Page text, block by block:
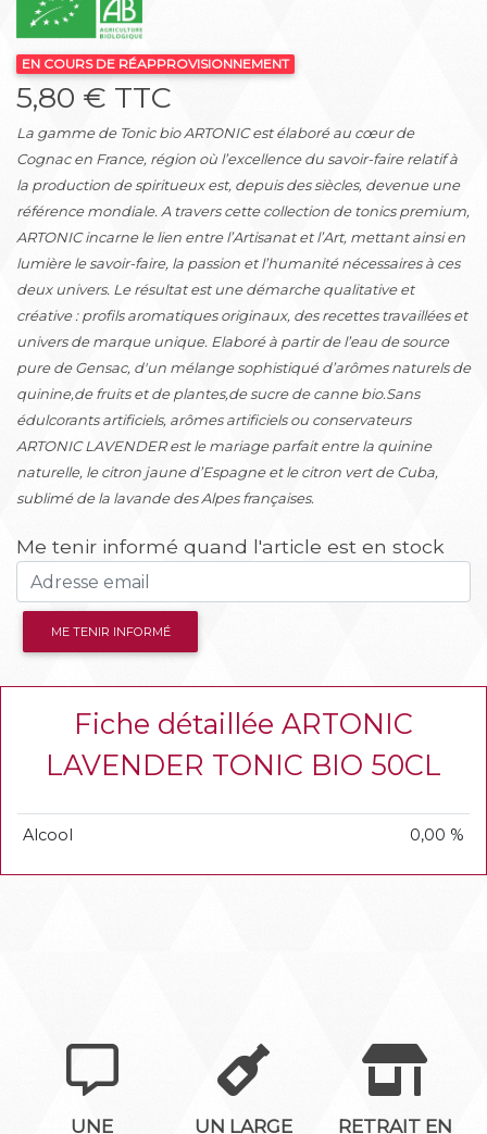
EN COURS DE RÉAPPROVISIONNEMENT
5,80 € TTC
La gamme de Tonic bio ARTONIC est élaboré au cœur de
Cognac en France, région où l’excellence du savoir-faire relatif à
la production de spiritueux est, depuis des siècles, devenue une
référence mondiale. A travers cette collection de tonics premium,
ARTONIC incarne le lien entre l’Artisanat et l’Art, mettant ainsi en
lumière le savoir-faire, la passion et l’humanité nécessaires à ces
deux univers. Le résultat est une démarche qualitative et
créative : profils aromatiques originaux, des recettes travaillées et
univers de marque unique. Elaboré à partir de l’eau de source
pure de Gensac, d'un mélange sophistiqué d’arômes naturels de
quinine,de fruits et de plantes,de sucre de canne bio.Sans
édulcorants artificiels, arômes artificiels ou conservateurs
ARTONIC LAVENDER est le mariage parfait entre la quinine
naturelle, le citron jaune d’Espagne et le citron vert de Cuba,
sublimé de la lavande des Alpes françaises.
Me tenir informé quand l'article est en stock
ME TENIR INFORMÉ
Fiche détaillée ARTONIC
LAVENDER TONIC BIO 50CL
Alcool 0,00 %
UNE
UN LARGE
RETRAIT EN